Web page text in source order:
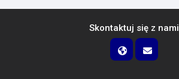
Skontaktuj się z nami